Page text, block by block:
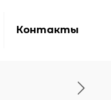
Контакты